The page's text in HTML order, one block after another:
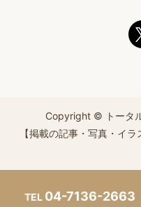
Copyright © トータ
【掲載の記事・写真・イ
TEL 04-7136-2663